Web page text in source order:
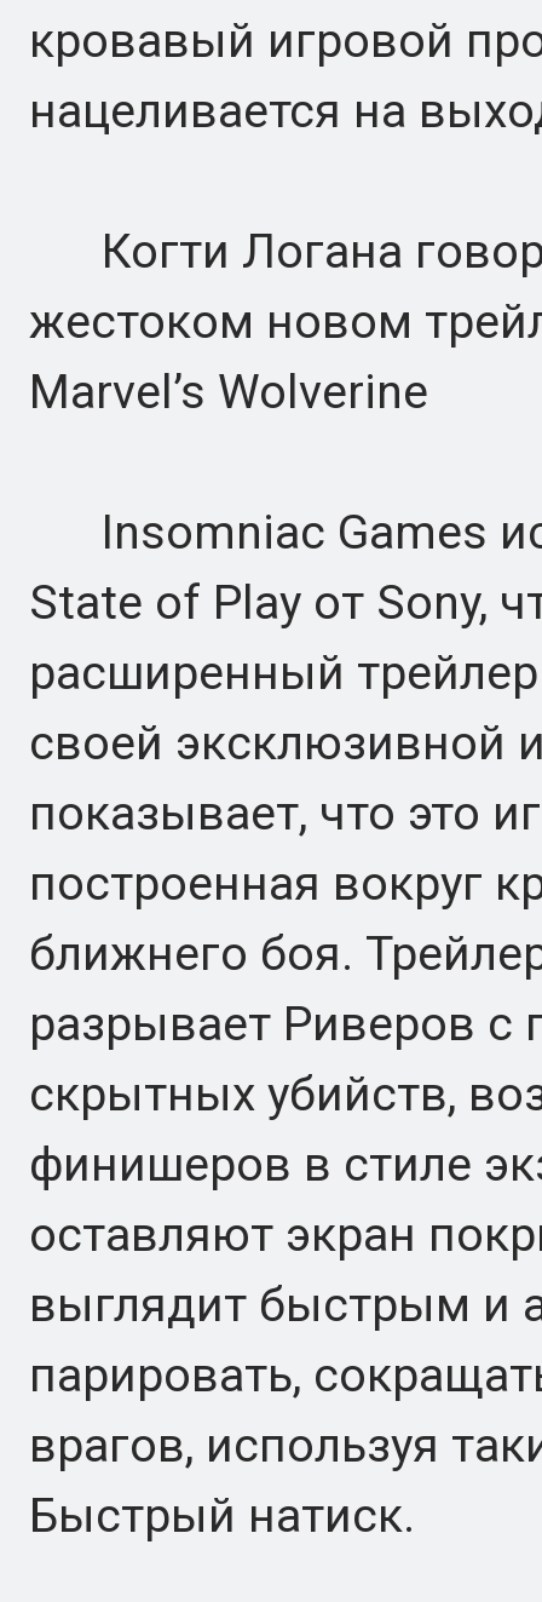
кровавый игровой
нацеливается на
Когти Логана
жестоком новом
Marvel’s Wolverine
Insomniac Games
State of Play от Sony,
расширенный
своей эксклюзивной
показывает, что это
построенная вокруг
ближнего боя.
разрывает Риверов
скрытных убийств,
финишеров в стиле
оставляют экран
выглядит быстрым и
парировать,
врагов, используя
Быстрый натиск.